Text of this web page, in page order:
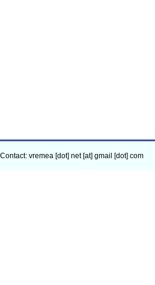
Contact: vremea [dot] net [at] gmail [dot] com